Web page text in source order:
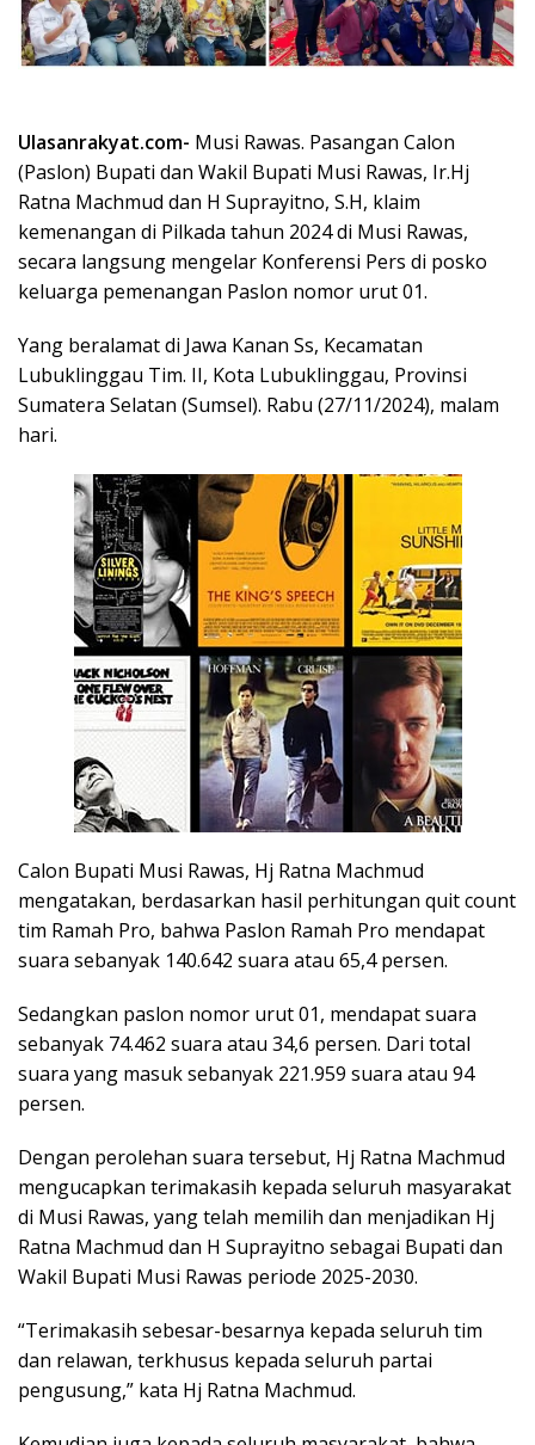
Ulasanrakyat.com- Musi Rawas. Pasangan Calon
(Paslon) Bupati dan Wakil Bupati Musi Rawas, Ir.Hj
Ratna Machmud dan H Suprayitno, S.H, klaim
kemenangan di Pilkada tahun 2024 di Musi Rawas,
secara langsung mengelar Konferensi Pers di posko
keluarga pemenangan Paslon nomor urut 01.
Yang beralamat di Jawa Kanan Ss, Kecamatan
Lubuklinggau Tim. II, Kota Lubuklinggau, Provinsi
Sumatera Selatan (Sumsel). Rabu (27/11/2024), malam
hari.
Calon Bupati Musi Rawas, Hj Ratna Machmud
mengatakan, berdasarkan hasil perhitungan quit count
tim Ramah Pro, bahwa Paslon Ramah Pro mendapat
suara sebanyak 140.642 suara atau 65,4 persen.
Sedangkan paslon nomor urut 01, mendapat suara
sebanyak 74.462 suara atau 34,6 persen. Dari total
suara yang masuk sebanyak 221.959 suara atau 94
persen.
Dengan perolehan suara tersebut, Hj Ratna Machmud
mengucapkan terimakasih kepada seluruh masyarakat
di Musi Rawas, yang telah memilih dan menjadikan Hj
Ratna Machmud dan H Suprayitno sebagai Bupati dan
Wakil Bupati Musi Rawas periode 2025-2030.
“Terimakasih sebesar-besarnya kepada seluruh tim
dan relawan, terkhusus kepada seluruh partai
pengusung,” kata Hj Ratna Machmud.